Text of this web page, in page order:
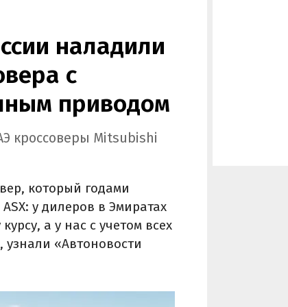
наладили
с
приводом
кроссоверы Mitsubishi
который годами
у дилеров в Эмиратах
а у нас с учетом всех
узнали «Автоновости